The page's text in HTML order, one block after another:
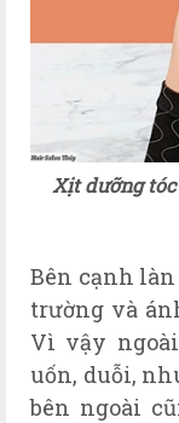
Xịt dưỡng tóc
Bên cạnh
trường và
Vì vậy
uốn, duỗi,
bên ngoài